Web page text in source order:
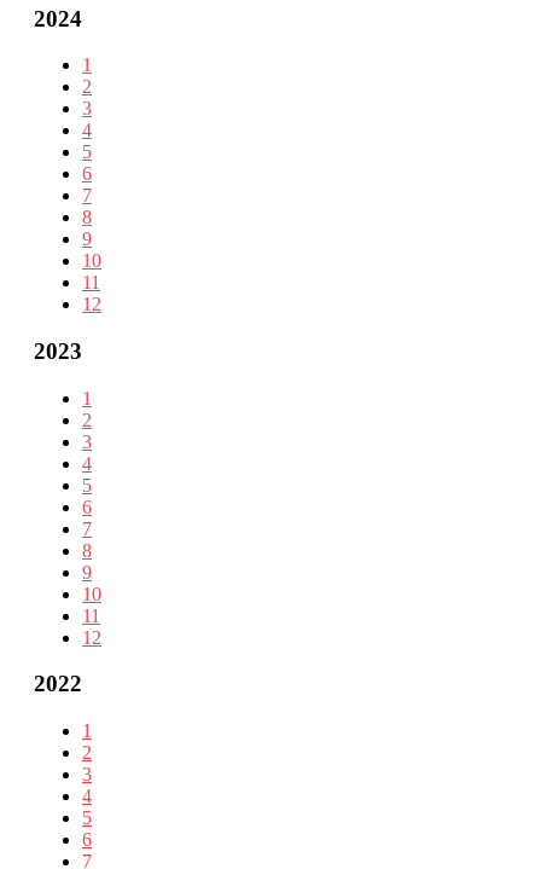
2024
1
2
3
4
5
6
7
8
9
10
11
12
2023
1
2
3
4
5
6
7
8
9
10
11
12
2022
1
2
3
4
5
6
7